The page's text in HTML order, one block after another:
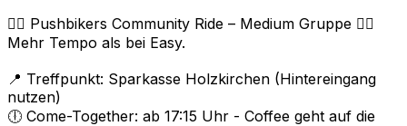
🚴‍♂️ Pushbikers Community Ride – Medium Gruppe 🚴‍♀️
Mehr Tempo als bei Easy.
📍 Treffpunkt: Sparkasse Holzkirchen (Hintereingang
nutzen)
🕕 Come-Together: ab 17:15 Uhr - Coffee geht auf die